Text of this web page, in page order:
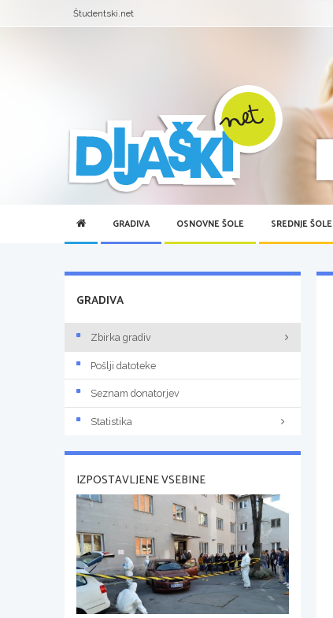
Študentski.net
GRADIVA OSNOVNE ŠOLE SREDNJE ŠOLE
GRADIVA
Zbirka gradiv
Pošlji datoteke
Seznam donatorjev
Statistika
IZPOSTAVLJENE VSEBINE